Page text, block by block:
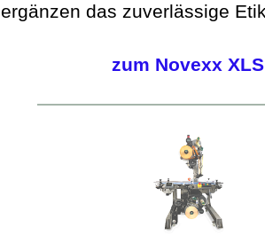
ergänzen das zuverlässige
zum Novexx XLS